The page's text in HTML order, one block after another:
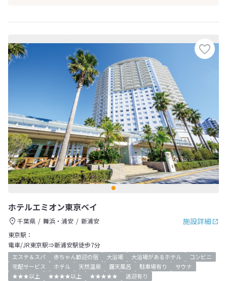
ホテルエミオン東京ベイ
施設詳細
千葉県 舞浜・浦安
新浦安
東京駅：
電車/JR東京駅⇒新浦安駅徒歩7分
エステ＆スパ 赤ちゃん歓迎の宿 大浴場 大浴場があるホテル
コンビニ
宅配サービス
ホテル 天然温泉 露天風呂 駐車場有り
サウナ
★★★以上
★★★★以上 ★★★★★
送迎有り